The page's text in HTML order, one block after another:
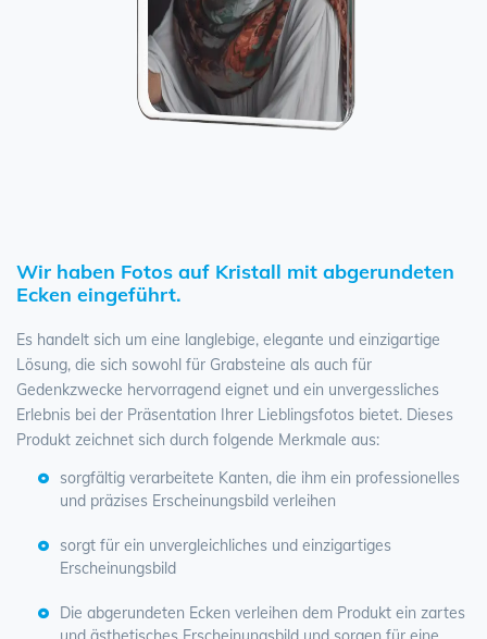
Wir haben Fotos auf Kristall mit abgerundeten
Ecken eingeführt.
Es handelt sich um eine langlebige, elegante und einzigartige
Lösung, die sich sowohl für Grabsteine als auch für
Gedenkzwecke hervorragend eignet und ein unvergessliches
Erlebnis bei der Präsentation Ihrer Lieblingsfotos bietet. Dieses
Produkt zeichnet sich durch folgende Merkmale aus:
sorgfältig verarbeitete Kanten, die ihm ein professionelles
und präzises Erscheinungsbild verleihen
sorgt für ein unvergleichliches und einzigartiges
Erscheinungsbild
Die abgerundeten Ecken verleihen dem Produkt ein zartes